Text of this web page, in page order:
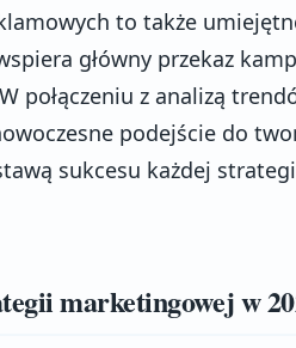
to także
główny przekaz
połączeniu z analizą
podejście do
sukcesu każdej
marketingowej w